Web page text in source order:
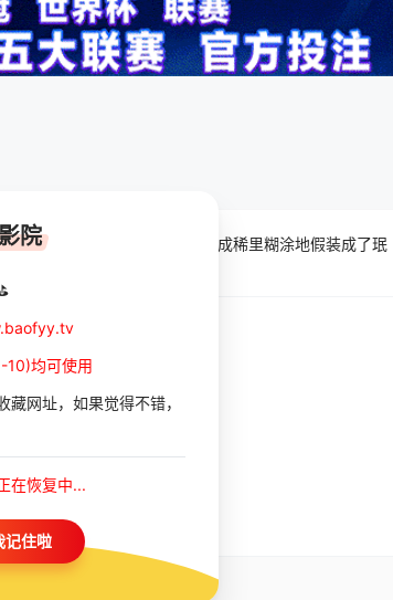
久再次喝酒的故事。宰孝和俊成稀里糊涂地假装成了珉
院
均可使用
网址，如果觉得不错，
在恢复中...
记住啦